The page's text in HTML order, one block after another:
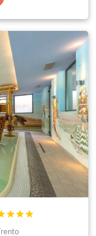


